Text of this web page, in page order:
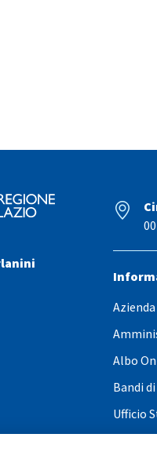
Azienda
Albo
Bandi
Ufficio